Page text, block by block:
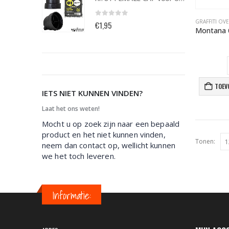
GRAFFITI
Tonen:
€1,95
IETS NIET KUNNEN VINDEN?
Laat het ons weten!
Mocht u op zoek zijn naar een bepaald
product en het niet kunnen vinden,
neem dan contact op, wellicht kunnen
we het toch leveren.
Informatie: